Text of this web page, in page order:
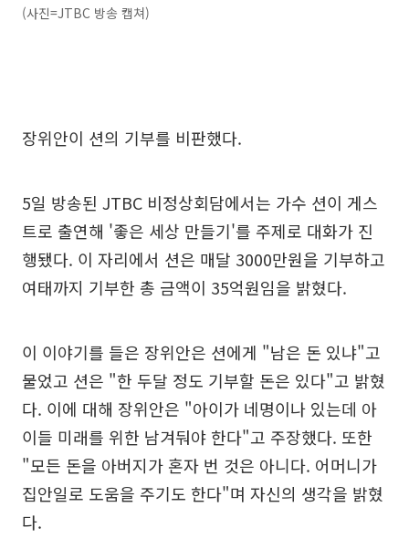
(사진=JTBC 방송 캡쳐)
장위안이 션의 기부를 비판했다.
5일 방송된 JTBC 비정상회담에서는 가수 션이 게스
트로 출연해 '좋은 세상 만들기'를 주제로 대화가 진
행됐다. 이 자리에서 션은 매달 3000만원을 기부하고
여태까지 기부한 총 금액이 35억원임을 밝혔다.
이 이야기를 들은 장위안은 션에게 "남은 돈 있냐"고
물었고 션은 "한 두달 정도 기부할 돈은 있다"고 밝혔
다. 이에 대해 장위안은 "아이가 네명이나 있는데 아
이들 미래를 위한 남겨둬야 한다"고 주장했다. 또한
"모든 돈을 아버지가 혼자 번 것은 아니다. 어머니가
집안일로 도움을 주기도 한다"며 자신의 생각을 밝혔
다.